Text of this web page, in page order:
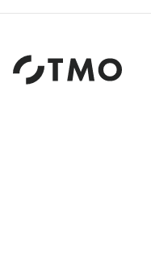
Institut
de
sondages